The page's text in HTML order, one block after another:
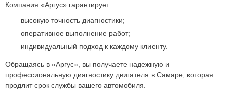
Компания «Аргус» гарантирует:
высокую точность диагностики;
оперативное выполнение работ;
индивидуальный подход к каждому клиенту.
Обращаясь в «Аргус», вы получаете надежную и
профессиональную диагностику двигателя в Самаре, которая
продлит срок службы вашего автомобиля.